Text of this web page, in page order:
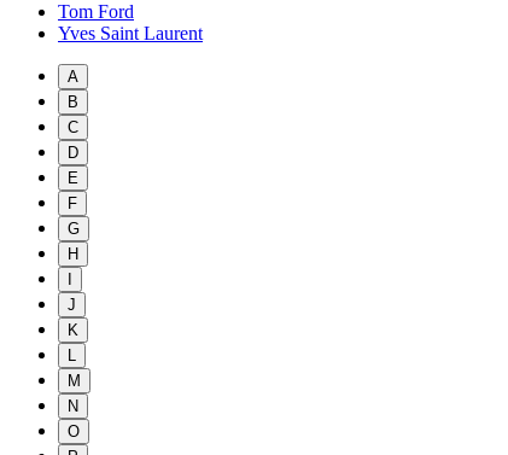
Tom Ford
Yves Saint Laurent
A
B
C
D
E
F
G
H
J
K
L
M
N
O